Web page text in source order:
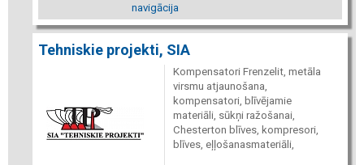
navigācija
Tehniskie projekti, SIA
Kompensatori Frenzelit, metāla
virsmu atjaunošana,
kompensatori, blīvējamie
materiāli, sūkņi ražošanai,
Chesterton blīves, kompresori,
blīves, eļļošanasmateriāli,